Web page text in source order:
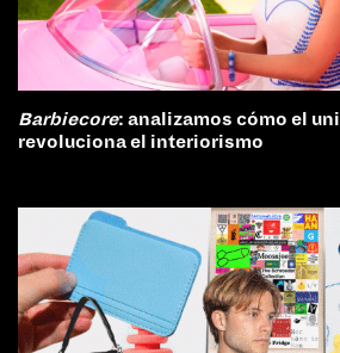
Barbiecore: analizamos cómo el
revoluciona el interiorismo